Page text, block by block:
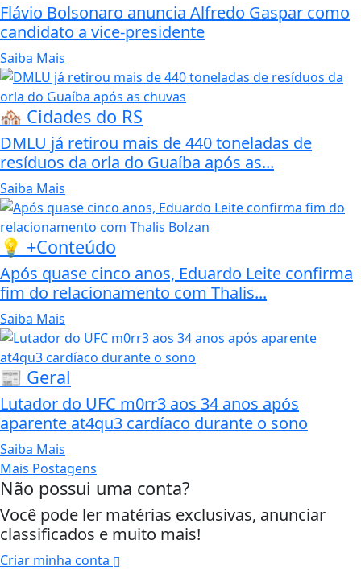
Flávio Bolsonaro anuncia Alfredo Gaspar como
candidato a vice-presidente
Saiba Mais
🏘️ Cidades do RS
DMLU já retirou mais de 440 toneladas de
resíduos da orla do Guaíba após as...
Saiba Mais
💡 +Conteúdo
Após quase cinco anos, Eduardo Leite confirma
fim do relacionamento com Thalis...
Saiba Mais
📰 Geral
Lutador do UFC m0rr3 aos 34 anos após
aparente at4qu3 cardíaco durante o sono
Saiba Mais
Mais Postagens
Não possui uma conta?
Você pode ler matérias exclusivas, anunciar
classificados e muito mais!
Criar minha conta